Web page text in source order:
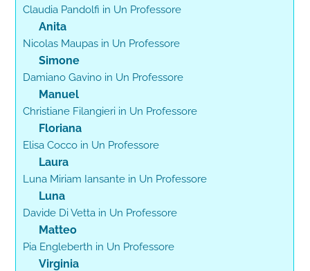
Claudia Pandolfi in Un Professore
Anita
Nicolas Maupas in Un Professore
Simone
Damiano Gavino in Un Professore
Manuel
Christiane Filangieri in Un Professore
Floriana
Elisa Cocco in Un Professore
Laura
Luna Miriam Iansante in Un Professore
Luna
Davide Di Vetta in Un Professore
Matteo
Pia Engleberth in Un Professore
Virginia